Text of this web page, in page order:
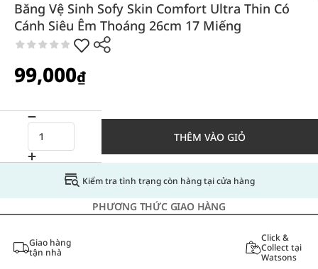
Băng Vệ Sinh Sofy Skin Comfort Ultra Thin Có
Cánh Siêu Êm Thoáng 26cm 17 Miếng
99,000₫
THÊM VÀO GIỎ
Kiểm tra tình trạng còn hàng tại cửa hàng
PHƯƠNG THỨC GIAO HÀNG
Giao hàng
tận nhà
Click &
Collect tại
Watsons